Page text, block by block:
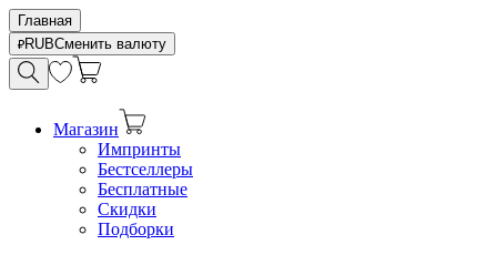
Главная
RUBСменить валюту
Магазин
Импринты
Бестселлеры
Бесплатные
Скидки
Подборки